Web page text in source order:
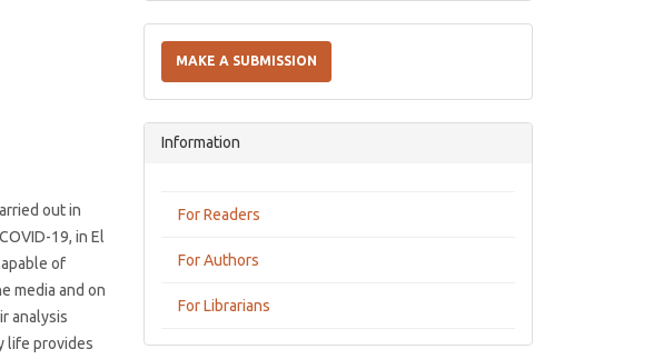
out in
19, in El
of
media and on
analysis
life provides
a
Submission
MAKE A SUBMISSION
Information
For Readers
For Authors
For Librarians